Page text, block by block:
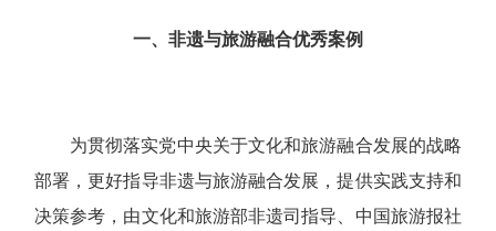
一、非遗与旅游融合优秀案例
为贯彻落实党中央关于文化和旅游融合发展的战略
部署，更好指导非遗与旅游融合发展，提供实践支持和
决策参考，由文化和旅游部非遗司指导、中国旅游报社